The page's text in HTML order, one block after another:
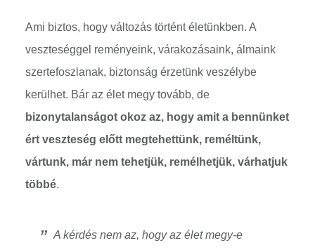
Ami biztos, hogy változás történt életünkben. A
veszteséggel reményeink, várakozásaink, álmaink
szertefoszlanak, biztonság érzetünk veszélybe
kerülhet. Bár az élet megy tovább, de
bizonytalanságot okoz az, hogy amit a bennünket
ért veszteség előtt megtehettünk, reméltünk,
vártunk, már nem tehetjük, remélhetjük, várhatjuk
többé.
A kérdés nem az, hogy az élet megy-e